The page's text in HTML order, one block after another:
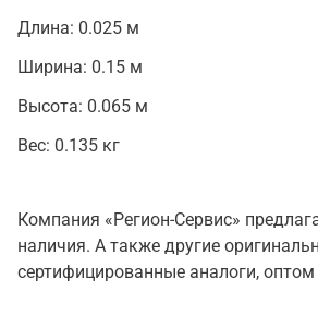
Длина: 0.025 м
Ширина: 0.15 м
Высота: 0.065 м
Вес: 0.135 кг
Компания «Регион-Сервис»
наличия. А также другие
сертифицированные аналоги, оптом